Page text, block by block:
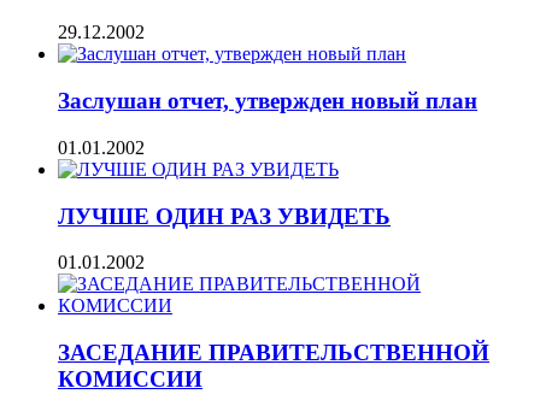
29.12.2002
Заслушан отчет, утвержден новый план
01.01.2002
ЛУЧШЕ ОДИН РАЗ УВИДЕТЬ
01.01.2002
ЗАСЕДАНИЕ ПРАВИТЕЛЬСТВЕННОЙ
КОМИССИИ